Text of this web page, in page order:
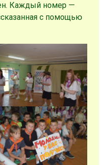
Каждый номер —
с помощью